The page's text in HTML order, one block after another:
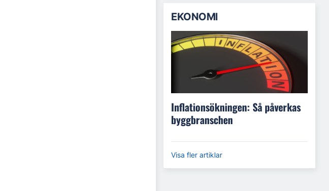
EKONOMI
Inflationsökningen: Så påverkas
byggbranschen
Visa fler artiklar